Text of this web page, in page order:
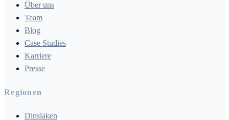
Über uns
Team
Blog
Case Studies
Karriere
Presse
Regionen
Dinslaken